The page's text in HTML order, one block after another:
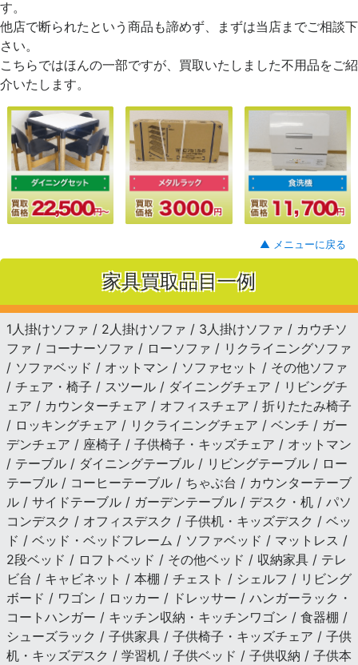
す。
他店で断られたという商品も諦めず、まずは当店までご相談下
さい。
こちらではほんの一部ですが、買取いたしました不用品をご紹
介いたします。
▲ メニューに戻る
家具買取品目一例
1人掛けソファ / 2人掛けソファ / 3人掛けソファ / カウチソ
ファ / コーナーソファ / ローソファ / リクライニングソファ
/ ソファベッド / オットマン / ソファセット / その他ソファ
/ チェア・椅子 / スツール / ダイニングチェア / リビングチ
ェア / カウンターチェア / オフィスチェア / 折りたたみ椅子
/ ロッキングチェア / リクライニングチェア / ベンチ / ガー
デンチェア / 座椅子 / 子供椅子・キッズチェア / オットマン
/ テーブル / ダイニングテーブル / リビングテーブル / ロー
テーブル / コーヒーテーブル / ちゃぶ台 / カウンターテーブ
ル / サイドテーブル / ガーデンテーブル / デスク・机 / パソ
コンデスク / オフィスデスク / 子供机・キッズデスク / ベッ
ド / ベッド・ベッドフレーム / ソファベッド / マットレス /
2段ベッド / ロフトベッド / その他ベッド / 収納家具 / テレ
ビ台 / キャビネット / 本棚 / チェスト / シェルフ / リビング
ボード / ワゴン / ロッカー / ドレッサー / ハンガーラック・
コートハンガー / キッチン収納・キッチンワゴン / 食器棚 /
シューズラック / 子供家具 / 子供椅子・キッズチェア / 子供
机・キッズデスク / 学習机 / 子供ベッド / 子供収納 / 子供本